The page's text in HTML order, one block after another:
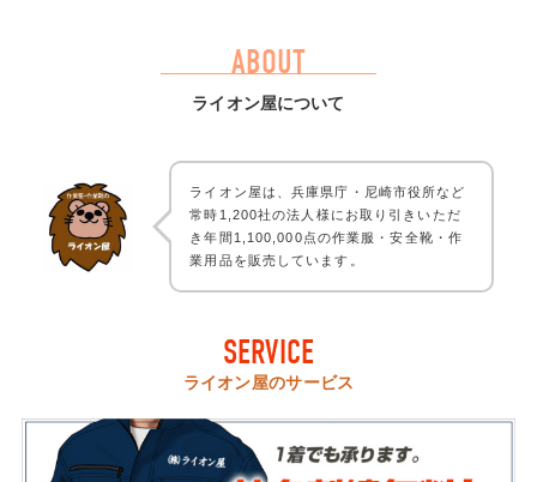
ABOUT
ライオン屋について
ライオン屋は、兵庫県庁・尼崎市役所など
常時1,200社の法人様にお取り引きいただ
き年間1,100,000点の作業服・安全靴・作
業用品を販売しています。
SERVICE
ライオン屋のサービス